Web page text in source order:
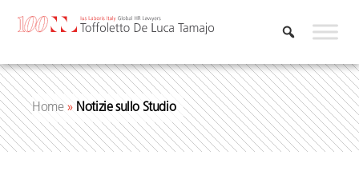
Home» Notizie sullo Studio